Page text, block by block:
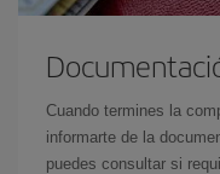
Cuando termines la
informarte de la
puedes consultar si